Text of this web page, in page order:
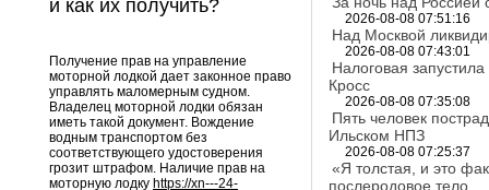
и как их получить?
Получение прав на управление
моторной лодкой дает законное право
управлять маломерным судном.
Владелец моторной лодки обязан
иметь такой документ. Вождение
водным транспортом без
соответствующего удостоверения
грозит штрафом. Наличие прав на
моторную лодку https://xn---24-
2026-08-08 07:51:16
Над Москвой
2026-08-08 07:43:01
Налоговая
Кросс
2026-08-08 07:35:08
Пять человек
Ильском НПЗ
2026-08-08 07:25:37
«Я толстая, и это
послеродовое тело